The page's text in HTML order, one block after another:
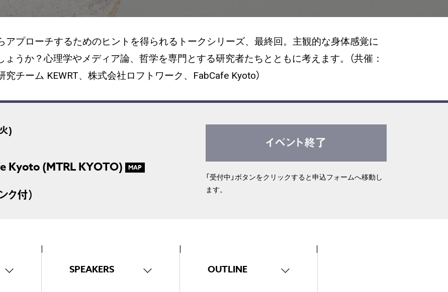
アプローチするためのヒントを得られるトークシリーズ、最終回。主観的な身体感覚に
うか？心理学やメディア論、哲学を専門とする研究者たちとともに考えます。（共催：
究チーム KEWRT、株式会社ロフトワーク、FabCafe Kyoto）
)
Kyoto (MTRL KYOTO) MAP
ク付）
イベント終了
「受付中」ボタンをクリックすると申込フォームへ移動し
ます。
SPEAKERS OUTLINE